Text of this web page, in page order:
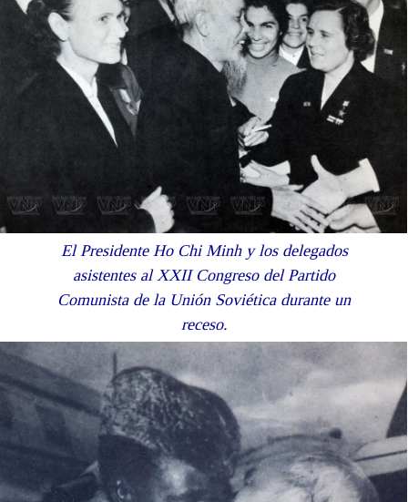
El Presidente Ho Chi Minh y los delegados
asistentes al XXII Congreso del Partido
Comunista de la Unión Soviética durante un
receso.